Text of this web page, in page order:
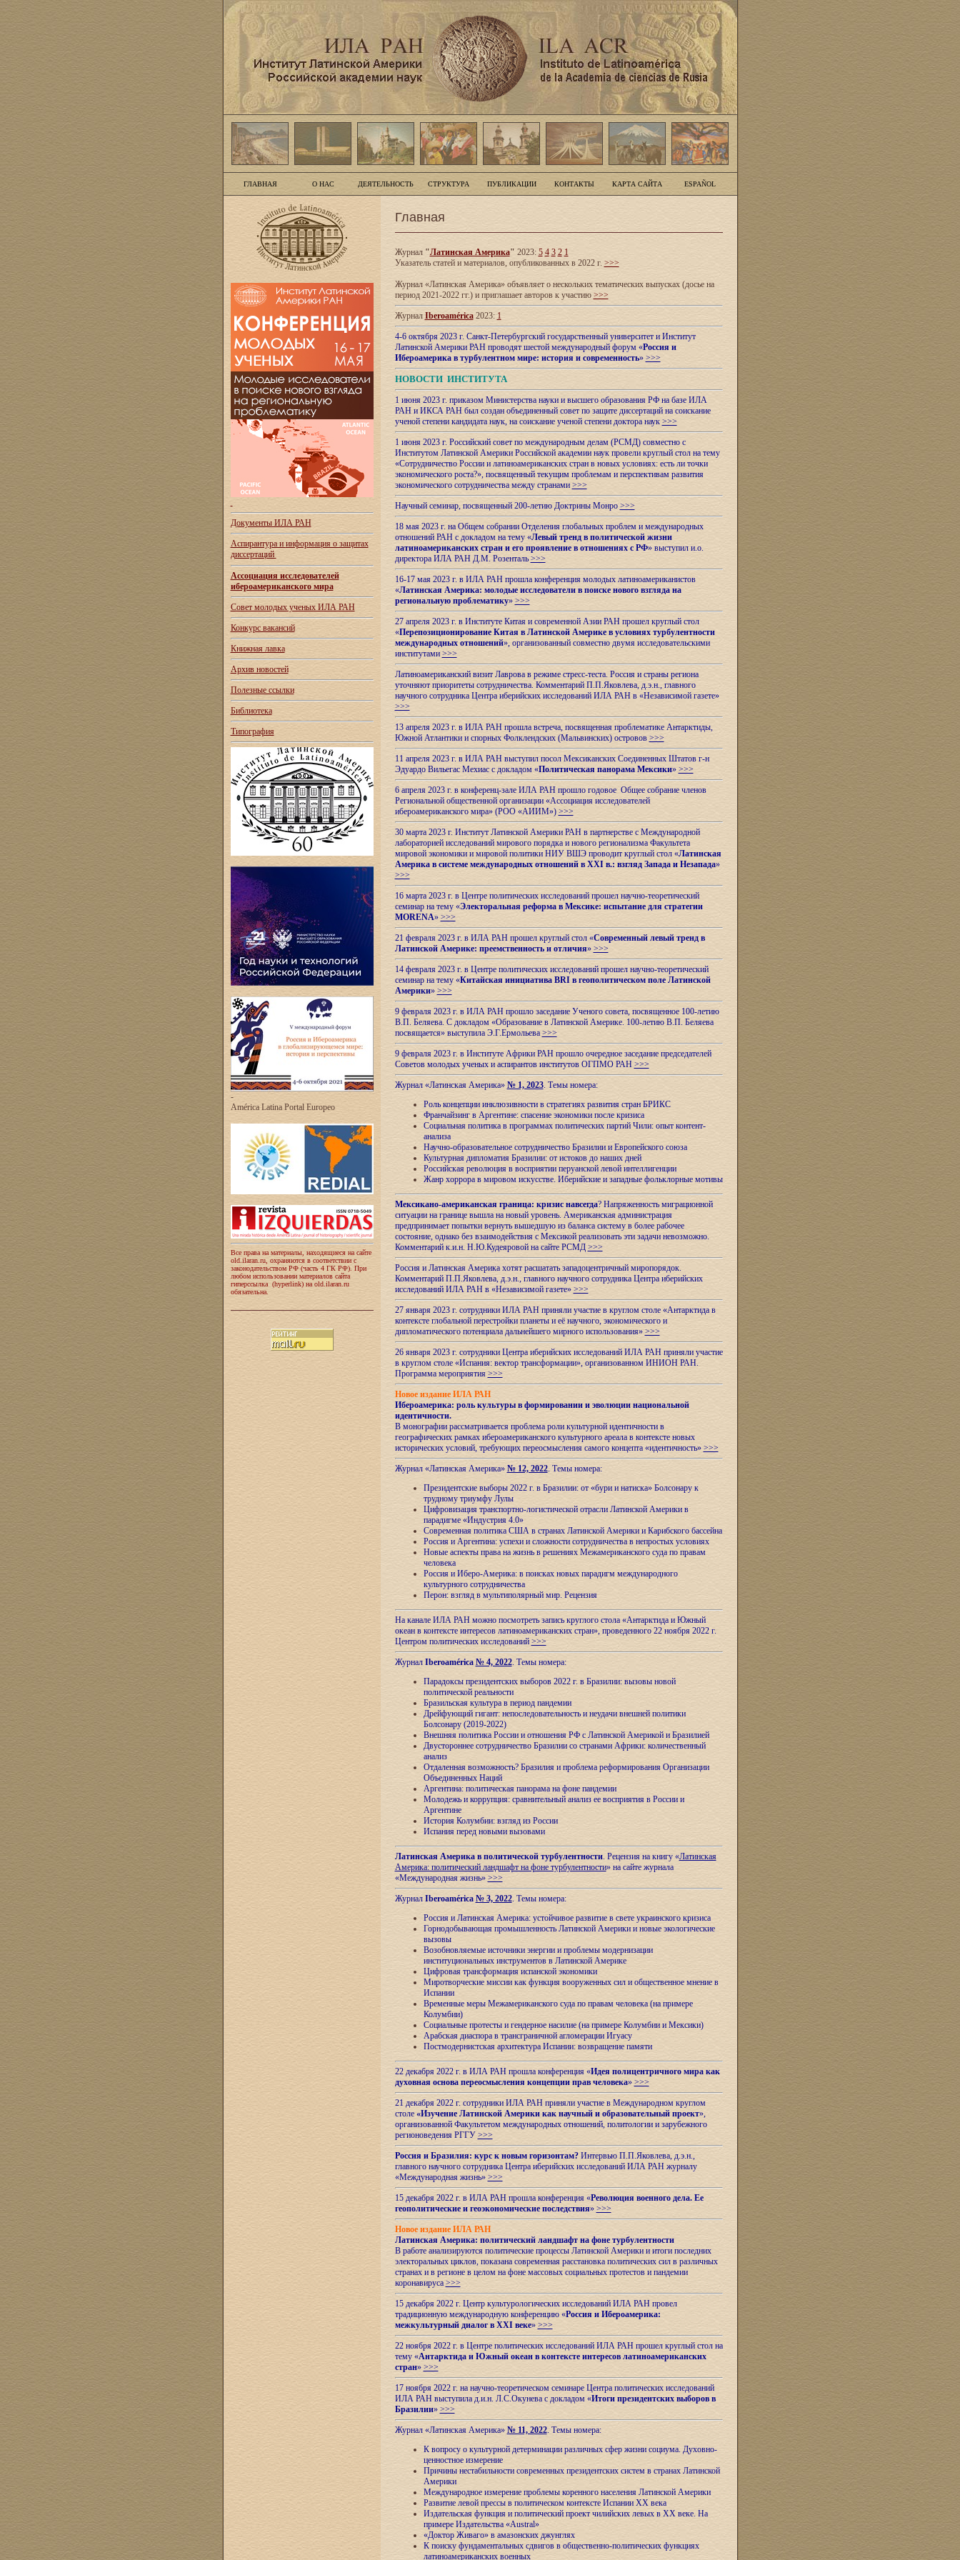
ГЛАВНАЯ О НАС ДЕЯТЕЛЬНОСТЬ СТРУКТУРА ПУБЛИКАЦИИ КОНТАКТЫ КАРТА САЙТА ESPAÑOL
Документы ИЛА РАН
Аспирантура и информация о защитах
диссертаций
Ассоциация исследователей
ибероамериканского мира
Совет молодых ученых ИЛА РАН
Конкурс вакансий
Книжная лавка
Архив новостей
Полезные ссылки
Библиотека
Типография
-
América Latina Portal Europeo
Все права на материалы, находящиеся на сайте
old.ilaran.ru, охраняются в соответствии с
законодательством РФ (часть 4 ГК РФ). При
любом использовании материалов сайта
гиперссылка (hyperlink) на old.ilaran.ru
обязательна.
Главная
Журнал"Латинская Америка" 2023: 5 4 3 2 1
Указатель статей и материалов, опубликованных в 2022 г. >>>
Журнал «Латинская Америка» объявляет о нескольких тематических выпусках (досье на
период 2021-2022 гг.) и приглашает авторов к участию >>>
Журнал Iberoamérica2023: 1
4-6 октября 2023 г. Санкт-Петербургский государственный университет и Институт
Латинской Америки РАН проводят шестой международный форум «Россия и
Ибероамерика в турбулентном мире: история и современность» >>>
НОВОСТИ ИНСТИТУТА
1 июня 2023 г. приказом Министерства науки и высшего образования РФ на базе ИЛА
РАН и ИКСА РАН был создан объединенный совет по защите диссертаций на соискание
ученой степени кандидата наук, на соискание ученой степени доктора наук >>>
1 июня 2023 г. Российский совет по международным делам (РСМД) совместно с
Институтом Латинской Америки Российской академии наук провели круглый стол на тему
«Сотрудничество России и латиноамериканских стран в новых условиях: есть ли точки
экономического роста?», посвященный текущим проблемам и перспективам развития
экономического сотрудничества между странами >>>
Научный семинар, посвященный 200-летию Доктрины Монро>>>
18 мая 2023 г. на Общем собрании Отделения глобальных проблем и международных
отношений РАН с докладом на тему «Левый тренд в политической жизни
латиноамериканских стран и его проявление в отношениях с РФ» выступил и.о.
директора ИЛА РАН Д.М. Розенталь >>>
16-17 мая 2023 г. в ИЛА РАН прошла конференция молодых латиноамериканистов
«Латинская Америка: молодые исследователи в поиске нового взгляда на
региональную проблематику» >>>
27 апреля 2023 г. в Институте Китая и современной Азии РАН прошел круглый стол
«Перепозиционирование Китая в ЛатинскойАмерике в условиях турбулентности
международных отношений», организованный совместно двумя исследовательскими
институтами >>>
Латиноамериканский визит Лаврова в режиме стресс-теста. Россия и страны региона
уточняют приоритеты сотрудничества. Комментарий П.П.Яковлева, д.э.н., главного
научного сотрудника Центра иберийских исследований ИЛА РАН в «Независимой газете»
>>>
13 апреля 2023 г. в ИЛА РАН прошла встреча, посвященная проблематике Антарктиды,
Южной Атлантики и спорных Фолклендских (Мальвинских) островов >>>
11 апреля 2023 г. в ИЛА РАН выступил посол Мексиканских Соединенных Штатов г-н
Эдуардо Вильегас Мехиас c докладом «Политическая панорама Мексики» >>>
6 апреля 2023 г. в конференц-зале ИЛА РАН прошло годовое Общее собрание членов
Региональной общественной организации «Ассоциация исследователей
ибероамериканского мира» (РОО «АИИМ») >>>
30 марта 2023 г. Институт Латинской Америки РАН в партнерстве с Международной
лабораторией исследований мирового порядка и нового регионализма Факультета
мировой экономики и мировой политики НИУ ВШЭ проводит круглый стол «Латинская
Америка в системе международных отношений в XXI в.: взгляд Запада и Незапада»
>>>
16 марта 2023 г. в Центре политических исследований прошел научно-теоретический
семинар на тему «Электоральная реформа в Мексике: испытание для стратегии
MORENA» >>>
21 февраля 2023 г. в ИЛА РАН прошел круглый стол «Современный левый тренд в
Латинской Америке: преемственность и отличия» >>>
14 февраля 2023 г. в Центре политических исследований прошел научно-теоретический
семинар на тему «Китайская инициатива BRI в геополитическом поле Латинской
Америки» >>>
9 февраля 2023 г. в ИЛА РАН прошло заседание Ученого совета, посвященное 100-летию
В.П. Беляева. С докладом «Образование в Латинской Америке. 100-летию В.П. Беляева
посвящается» выступила Э.Г.Ермольева >>>
9 февраля 2023 г. в Институте Африки РАН прошло очередное заседание председателей
Советов молодых ученых и аспирантов институтов ОГПМО РАН >>>
Журнал «Латинская Америка» № 1, 2023. Темы номера:
Роль концепции инклюзивности в стратегиях развития стран БРИКС
Франчайзинг в Аргентине: спасение экономики после кризиса
Социальная политика в программах политических партий Чили: опыт контент-
анализа
Научно-образовательное сотрудничество Бразилии и Европейского союза
Культурная дипломатия Бразилии: от истоков до наших дней
Российская революция в восприятии перуанской левой интеллигенции
Жанр хоррора в мировом искусстве. Иберийские и западные фольклорные мотивы
Мексикано-американская граница: кризис навсегда? Напряженность миграционной
ситуации на границе вышла на новый уровень. Американская администрация
предпринимает попытки вернуть вышедшую из баланса систему в более рабочее
состояние, однако без взаимодействия с Мексикой реализовать эти задачи невозможно.
Комментарий к.и.н. Н.Ю.Кудеяровой на сайте РСМД >>>
Россия и Латинская Америка хотят расшатать западоцентричный миропорядок.
Комментарий П.П.Яковлева, д.э.н., главного научного сотрудника Центра иберийских
исследований ИЛА РАН в «Независимой газете» >>>
27 января 2023 г. сотрудники ИЛА РАН приняли участие в круглом столе «Антарктида в
контексте глобальной перестройки планеты и её научного, экономического и
дипломатического потенциала дальнейшего мирного использования» >>>
26 января 2023 г. сотрудники Центра иберийских исследований ИЛА РАН приняли участие
в круглом столе «Испания: вектор трансформации», организованном ИНИОН РАН.
Программа мероприятия>>>
Новое издание ИЛА РАН
Ибероамерика: роль культуры в формировании и эволюции национальной
идентичности.
В монографии рассматривается проблема роли культурной идентичности в
географических рамках ибероамериканского культурного ареала в контексте новых
исторических условий, требующих переосмысления самого концепта «идентичность» >>>
Журнал «Латинская Америка» № 12, 2022. Темы номера:
Президентские выборы 2022 г. в Бразилии: от «бури и натиска» Болсонару к
трудному триумфу Лулы
Цифровизация транспортно-логистической отрасли Латинской Америки в
парадигме «Индустрия 4.0»
Современная политика США в странах Латинской Америки и Карибского бассейна
Россия и Аргентина: успехи и сложности сотрудничества в непростых условиях
Новые аспекты права на жизнь в решениях Межамериканского суда по правам
человека
Россия и Иберо-Америка: в поисках новых парадигм международного
культурного сотрудничества
Перон: взгляд в мультиполярный мир. Рецензия
На канале ИЛА РАН можно посмотреть запись круглого стола «Антарктида и Южный
океан в контексте интересов латиноамериканских стран», проведенного 22 ноября 2022 г.
Центром политических исследований >>>
Журнал Iberoamérica № 4, 2022. Темы номера:
Парадоксы президентских выборов 2022 г. в Бразилии: вызовы новой
политической реальности
Бразильская культура в период пандемии
Дрейфующий гигант: непоследовательность и неудачи внешней политики
Болсонару (2019-2022)
Внешняя политика России и отношения РФ с Латинской Америкой и Бразилией
Двустороннее сотрудничество Бразилии со странами Африки: количественный
анализ
Отдаленная возможность? Бразилия и проблема реформирования Организации
Объединенных Наций
Аргентина: политическая панорама на фоне пандемии
Молодежь и коррупция: сравнительный анализ ee восприятия в России и
Аргентине
История Колумбии: взгляд из России
Испания перед новыми вызовами
Латинская Америка в политической турбулентности. Рецензия на книгу «Латинская
Америка: политический ландшафт на фоне турбулентности» на сайте журнала
«Международная жизнь» >>>
Журнал Iberoamérica № 3, 2022. Темы номера:
Россия и Латинская Америка: устойчивое развитие в свете украинского кризиса
Горнодобывающая промышленность Латинской Америки и новые экологические
вызовы
Возобновляемые источники энергии и проблемы модернизации
институциональных инструментов в Латинской Америке
Цифровая трансформация испанской экономики
Миротворческие миссии как функция вооруженных сил и общественное мнение в
Испании
Временные меры Межамериканского суда по правам человека (на примере
Колумбии)
Социальные протесты и гендерное насилие (на примере Колумбии и Мексики)
Арабская диаспора в трансграничной агломерации Игуасу
Постмодернистская архитектура Испании: возвращение памяти
22 декабря 2022 г. в ИЛА РАН прошла конференция «Идея полицентричного мира как
духовная основа переосмысления концепции прав человека» >>>
21 декабря 2022 г. сотрудники ИЛА РАН приняли участие в Международном круглом
столе «Изучение Латинской Америки как научный и образовательный проект»,
организованной Факультетом международных отношений, политологии и зарубежного
регионоведения РГГУ >>>
Россия и Бразилия: курс к новым горизонтам?Интервью П.П.Яковлева, д.э.н.,
главного научного сотрудника Центра иберийских исследований ИЛА РАН журналу
«Международная жизнь» >>>
15 декабря 2022 г. в ИЛА РАН прошла конференция «Революция военного дела. Ее
геополитические и геоэкономические последствия» >>>
Новое издание ИЛА РАН
Латинская Америка: политический ландшафт на фоне турбулентности
В работе анализируются политические процессы Латинской Америки и итоги последних
электоральных циклов, показана современная расстановка политических сил в различных
странах и в регионе в целом на фоне массовых социальных протестов и пандемии
коронавируса >>>
15 декабря 2022 г. Центр культурологических исследований ИЛА РАН провел
традиционную международную конференцию «Россия и Ибероамерика:
межкультурный диалог в XXI веке» >>>
22 ноября 2022 г. в Центре политических исследований ИЛА РАН прошел круглый стол на
тему «Антарктида и Южный океан в контексте интересов латиноамериканских
стран» >>>
17 ноября 2022 г. на научно-теоретическом семинаре Центра политических исследований
ИЛА РАН выступила д.и.н. Л.С.Окунева с докладом «Итоги президентских выборов в
Бразилии» >>>
Журнал «Латинская Америка» № 11, 2022. Темы номера:
К вопросу о культурной детерминации различных сфер жизни социума. Духовно-
ценностное измерение
Причины нестабильности современных президентских систем в странах Латинской
Америки
Международное измерение проблемы коренного населения Латинской Америки
Развитие левой прессы в политическом контексте Испании XX века
Издательская функция и политический проект чилийских левых в XX веке. На
примере Издательства «Austral»
«Доктор Живаго» в амазонских джунглях
К поиску фундаментальных сдвигов в общественно-политических функциях
латиноамериканских военных